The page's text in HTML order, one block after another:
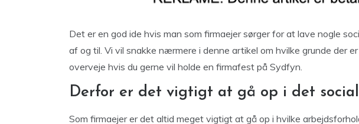
Det er en god ide hvis man som firmaejer sørger for at lave nogle
af og til. Vi vil snakke nærmere i denne artikel om hvilke grunde der
overveje hvis du gerne vil holde en firmafest på Sydfyn.
Derfor er det vigtigt at gå op i det
Som firmaejer er det altid meget vigtigt at gå op i hvilke